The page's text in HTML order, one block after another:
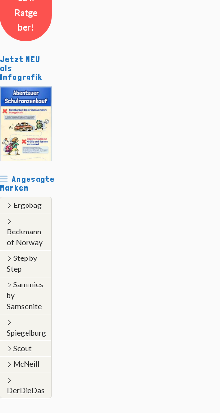
Ratge
ber!
Jetzt NEU
als
Infografik
Angesagte
Marken
Ergobag
Beckmann
of Norway
Step by
Step
Sammies
by
Samsonite
Spiegelburg
Scout
McNeill
DerDieDas